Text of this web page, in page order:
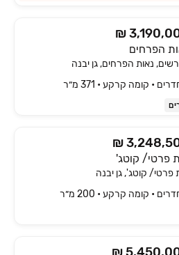
₪
הפרחים
נאות הפרחים, גן יבנה
₪
פרטי/ קוטג'
פרטי/ קוטג', גן יבנה